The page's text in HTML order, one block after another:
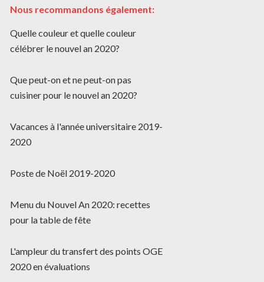
Nous recommandons également:
Quelle couleur et quelle couleur
célébrer le nouvel an 2020?
Que peut-on et ne peut-on pas
cuisiner pour le nouvel an 2020?
Vacances à l'année universitaire 2019-
2020
Poste de Noël 2019-2020
Menu du Nouvel An 2020: recettes
pour la table de fête
L'ampleur du transfert des points OGE
2020 en évaluations